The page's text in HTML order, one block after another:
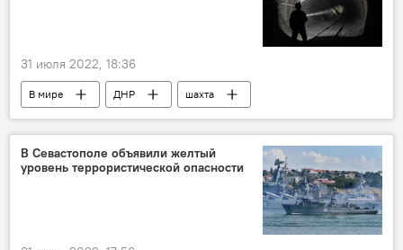
31 июля 2022, 18:36
В мире ДНР
шахта
обстрел
В Севастополе объявили желтый
уровень террористической опасности